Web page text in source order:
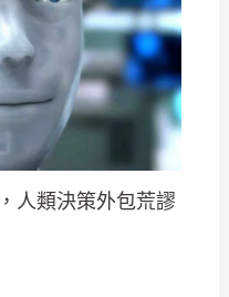
人類決策外包荒謬